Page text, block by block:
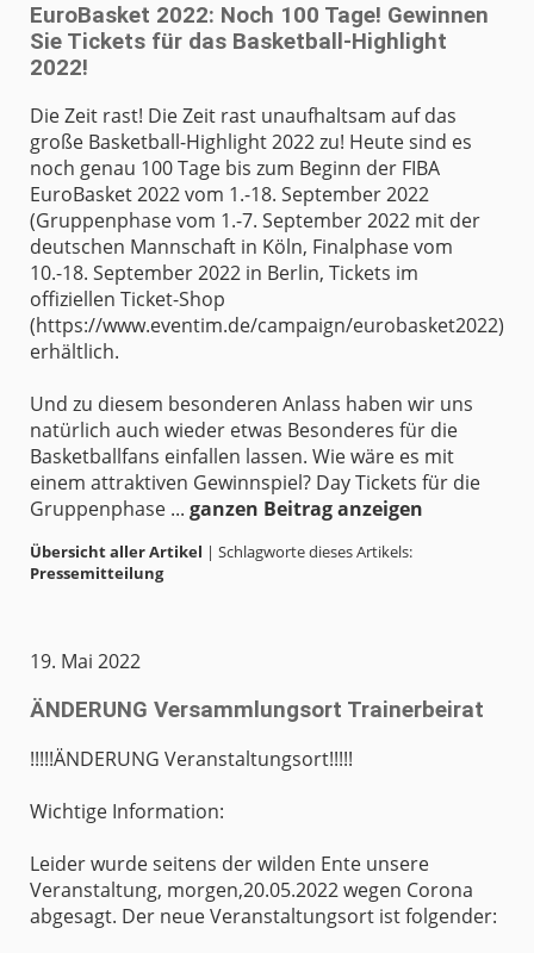
EuroBasket 2022: Noch 100 Tage! Gewinnen
Sie Tickets für das Basketball-Highlight
2022!
Die Zeit rast! Die Zeit rast unaufhaltsam auf das
große Basketball-Highlight 2022 zu! Heute sind es
noch genau 100 Tage bis zum Beginn der FIBA
EuroBasket 2022 vom 1.-18. September 2022
(Gruppenphase vom 1.-7. September 2022 mit der
deutschen Mannschaft in Köln, Finalphase vom
10.-18. September 2022 in Berlin, Tickets im
offiziellen Ticket-Shop
(https://www.eventim.de/campaign/eurobasket2022)
erhältlich.
Und zu diesem besonderen Anlass haben wir uns
natürlich auch wieder etwas Besonderes für die
Basketballfans einfallen lassen. Wie wäre es mit
einem attraktiven Gewinnspiel? Day Tickets für die
Gruppenphase ... ganzen Beitrag anzeigen
Übersicht aller Artikel | Schlagworte dieses Artikels:
Pressemitteilung
19. Mai 2022
ÄNDERUNG Versammlungsort Trainerbeirat
!!!!!ÄNDERUNG Veranstaltungsort!!!!!
Wichtige Information:
Leider wurde seitens der wilden Ente unsere
Veranstaltung, morgen,20.05.2022 wegen Corona
abgesagt. Der neue Veranstaltungsort ist folgender: